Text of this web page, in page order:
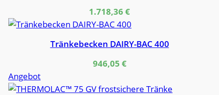
1.718,36 €
Tränkebecken DAIRY-BAC 400
946,05 €
AngebotProdukt
im